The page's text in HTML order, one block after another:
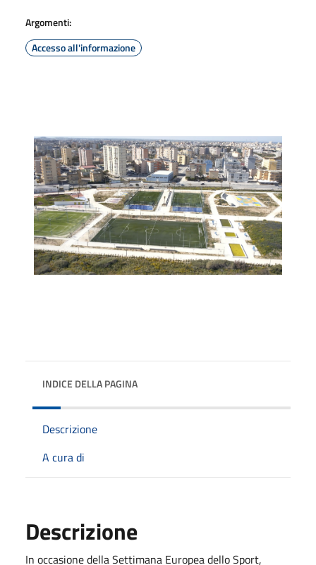
Argomenti:
Accesso all'informazione
INDICE DELLA PAGINA
Descrizione
A cura di
Descrizione
In occasione della Settimana Europea dello Sport,